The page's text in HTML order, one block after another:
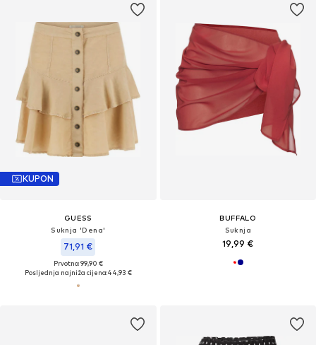
KUPON
GUESS
Suknja 'Dena'
71,91 €
Prvotno: 99,90 €
Posljednja najniža cijena:44,93 €
BUFFALO
Suknja
19,99 €